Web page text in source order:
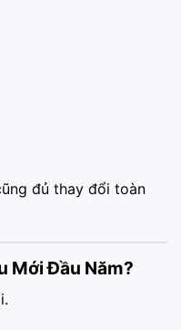
đủ thay đổi toàn
Mới Đầu Năm?